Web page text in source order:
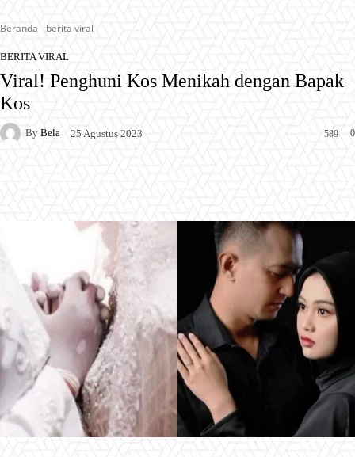
Beranda berita viral
BERITA VIRAL
Viral! Penghuni Kos Menikah dengan Bapak
Kos
By Bela 25 Agustus 2023 0
589